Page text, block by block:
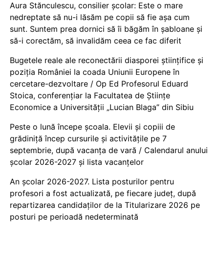
Aura Stănculescu, consilier școlar: Este o mare
nedreptate să nu-i lăsăm pe copii să fie așa cum
sunt. Suntem prea dornici să îi băgăm în șabloane și
să-i corectăm, să invalidăm ceea ce fac diferit
Bugetele reale ale reconectării diasporei științifice și
poziția României la coada Uniunii Europene în
cercetare-dezvoltare / Op Ed Profesorul Eduard
Stoica, conferențiar la Facultatea de Științe
Economice a Universității „Lucian Blaga” din Sibiu
Peste o lună începe școala. Elevii și copiii de
grădiniță încep cursurile și activitățile pe 7
septembrie, după vacanța de vară / Calendarul anului
școlar 2026-2027 și lista vacanțelor
An școlar 2026-2027. Lista posturilor pentru
profesori a fost actualizată, pe fiecare județ, după
repartizarea candidaților de la Titularizare 2026 pe
posturi pe perioadă nedeterminată